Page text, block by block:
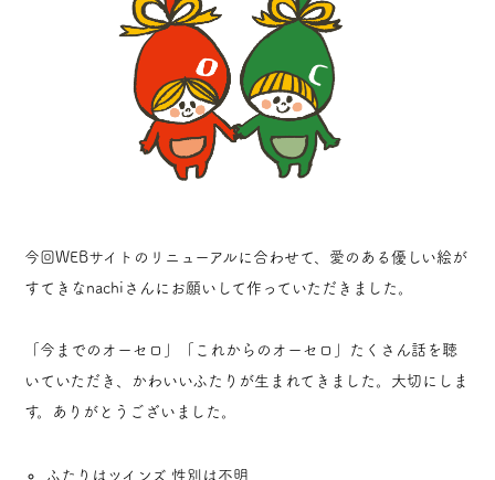
今回WEBサイトのリニューアルに合わせて、愛のある優しい絵が
すてきなnachiさんにお願いして作っていただきました。
「今までのオーセロ」「これからのオーセロ」たくさん話を聴
いていただき、かわいいふたりが生まれてきました。大切にしま
す。ありがとうございました。
ふたりはツインズ 性別は不明